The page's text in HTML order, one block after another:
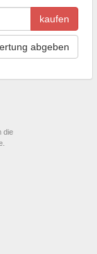
kaufen
abgeben
die